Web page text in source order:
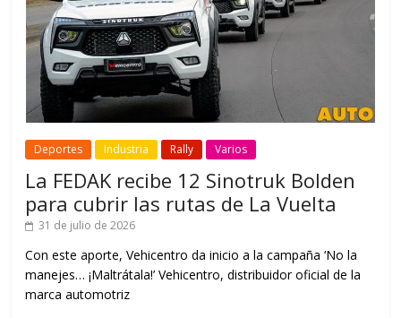
Deportes Industria Rally Varios
La FEDAK recibe 12 Sinotruk Bolden
para cubrir las rutas de La Vuelta
31 de julio de 2026
Con este aporte, Vehicentro da inicio a la campaña ‘No la
manejes… ¡Maltrátala!’ Vehicentro, distribuidor oficial de la
marca automotriz